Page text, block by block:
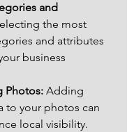
and
the most
and attributes
business
Photos: Adding
to your photos can
local visibility.